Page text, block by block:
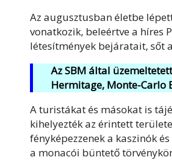
Az augusztusban életbe
vonatkozik, beleértve a híres
létesítmények bejáratait, sőt
Az SBM által
Hermitage, Monte-Carlo
A turistákat és másokat is
kihelyezték az érintett
fényképezzenek a kaszinók
a monacói büntető